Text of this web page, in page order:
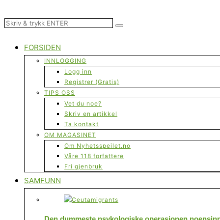
FORSIDEN
INNLOGGING
Logg inn
Registrer (Gratis)
TIPS OSS
Vet du noe?
Skriv en artikkel
Ta kontakt
OM MAGASINET
Om Nyhetsspeilet.no
Våre 118 forfattere
Fri gjenbruk
SAMFUNN